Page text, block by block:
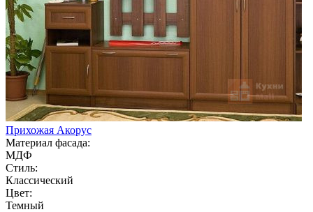
Прихожая Акорус
Материал фасада:
МДФ
Стиль:
Классический
Цвет:
Темный